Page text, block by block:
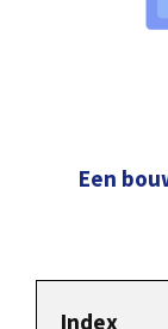
Een
Index